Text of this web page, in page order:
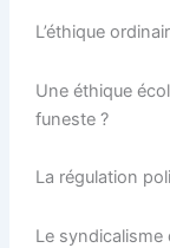
L’éthique
Une éthique
funeste ?
La régulation
Le syndicalisme